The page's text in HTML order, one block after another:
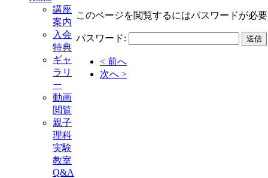
講座
案内
入会
特典
ギャ
ラリ
ー
動画
閲覧
親子
理科
実験
教室
Q&A
このページを閲覧するにはパスワードが必
パスワード:
< 前へ
次へ >